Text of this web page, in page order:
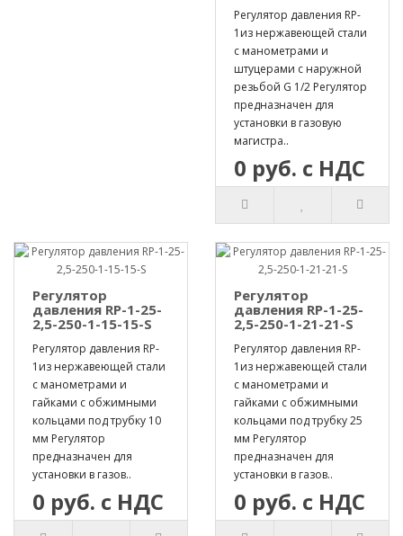
Регулятор давления RP-
1из нержавеющей стали
с манометрами и
штуцерами с наружной
резьбой G 1/2 Регулятор
предназначен для
установки в газовую
магистра..
0 руб. с НДС
Регулятор
давления RP-1-25-
2,5-250-1-15-15-S
Регулятор давления RP-
1из нержавеющей стали
с манометрами и
гайками с обжимными
кольцами под трубку 10
мм Регулятор
предназначен для
установки в газов..
0 руб. с НДС
Регулятор
давления RP-1-25-
2,5-250-1-21-21-S
Регулятор давления RP-
1из нержавеющей стали
с манометрами и
гайками с обжимными
кольцами под трубку 25
мм Регулятор
предназначен для
установки в газов..
0 руб. с НДС